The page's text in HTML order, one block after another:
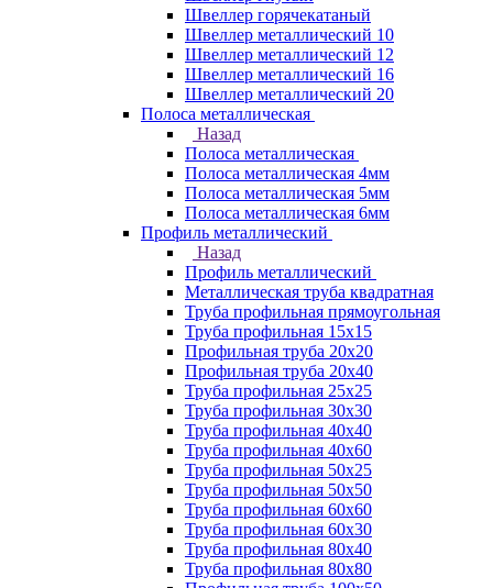
Швеллер горячекатаный
Швеллер металлический 10
Швеллер металлический 12
Швеллер металлический 16
Швеллер металлический 20
Полоса металлическая
Назад
Полоса металлическая
Полоса металлическая 4мм
Полоса металлическая 5мм
Полоса металлическая 6мм
Профиль металлический
Назад
Профиль металлический
Металлическая труба квадратная
Труба профильная прямоугольная
Труба профильная 15х15
Профильная труба 20х20
Профильная труба 20х40
Труба профильная 25х25
Труба профильная 30x30
Труба профильная 40х40
Труба профильная 40х60
Труба профильная 50х25
Труба профильная 50х50
Труба профильная 60x60
Труба профильная 60х30
Труба профильная 80х40
Труба профильная 80х80